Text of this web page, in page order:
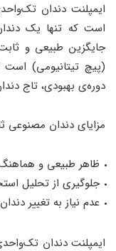
ایمپلنت دندان
است که تنها یک
جایگزین طبیعی و
(پیچ تیتانیومی)
دوره‌ی بهبودی، تاج
مزایای دندان مصنوعی
ظاهر طبیعی و هماهنگ
جلوگیری از تحلیل
عدم نیاز به تغییر
ایمپلنت دندان